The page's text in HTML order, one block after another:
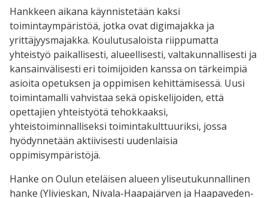
Hankkeen aikana käynnistetään kaksi
toimintaympäristöä, jotka ovat digimajakka ja
yrittäjyysmajakka. Koulutusaloista riippumatta
yhteistyö paikallisesti, alueellisesti, valtakunnallisesti ja
kansainvälisesti eri toimijoiden kanssa on tärkeimpiä
asioita opetuksen ja oppimisen kehittämisessä. Uusi
toimintamalli vahvistaa sekä opiskelijoiden, että
opettajien yhteistyötä tehokkaaksi,
yhteistoiminnalliseksi toimintakulttuuriksi, jossa
hyödynnetään aktiivisesti uudenlaisia
oppimisympäristöjä.
Hanke on Oulun eteläisen alueen yliseutukunnallinen
hanke (Ylivieskan, Nivala-Haapajärven ja Haapaveden-